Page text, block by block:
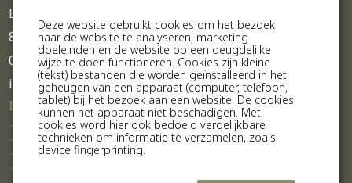
Beuckenswijkstraat 26
8565 GN Sondel
0514-602300
info@parcsondel.nl
Informatie
De Bungalows
Gaasterland
Onze buren
Historie Parc Sondel
IJsselmeer
Deze website gebruikt cookies om het bezoek
naar de website te analyseren, marketing
doeleinden en de website op een deugdelijke
wijze te doen functioneren. Cookies zijn kleine
(tekst) bestanden die worden geïnstalleerd in het
geheugen van een apparaat (computer, telefoon,
tablet) bij het bezoek aan een website. De cookies
kunnen het apparaat niet beschadigen. Met
cookies word hier ook bedoeld vergelijkbare
technieken om informatie te verzamelen, zoals
device fingerprinting.